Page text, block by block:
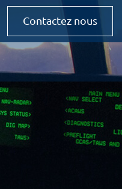
Contactez nous